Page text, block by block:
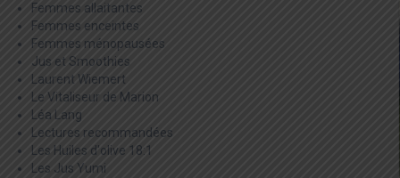
Femmes allaitantes
Femmes enceintes
Femmes ménopausées
Jus et Smoothies
Laurent Wiemert
Le Vitaliseur de Marion
Léa Lang
Lectures recommandées
Les Huiles d'olive 18:1
Les Jus Yumi